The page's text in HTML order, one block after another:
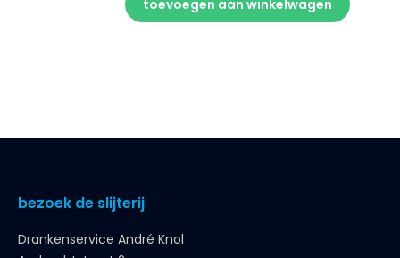
toevoegen aan winkelwagen
bezoek de slijterij
Drankenservice André Knol